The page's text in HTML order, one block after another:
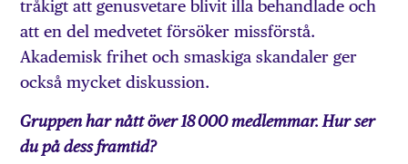
tråkigt att genusvetare blivit illa behandlade och
att en del medvetet försöker missförstå.
Akademisk frihet och smaskiga skandaler ger
också mycket diskussion.
Gruppen har nått över 18 000 medlemmar. Hur ser
du på dess framtid?